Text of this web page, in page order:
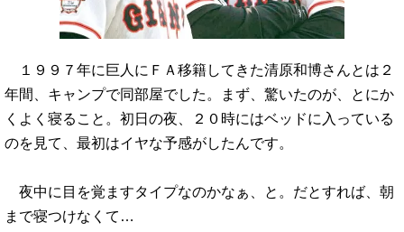
１９９７年に巨人にＦＡ移籍してきた清原和博さんとは２
年間、キャンプで同部屋でした。まず、驚いたのが、とにか
くよく寝ること。初日の夜、２０時にはベッドに入っている
のを見て、最初はイヤな予感がしたんです。
夜中に目を覚ますタイプなのかなぁ、と。だとすれば、朝
まで寝つけなくて…